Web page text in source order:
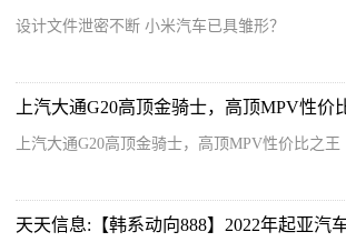
设计文件泄密不断 小米汽车已具雏形？
上汽大通G20高顶金骑士，高顶MPV性价
上汽大通G20高顶金骑士，高顶MPV性价比之王